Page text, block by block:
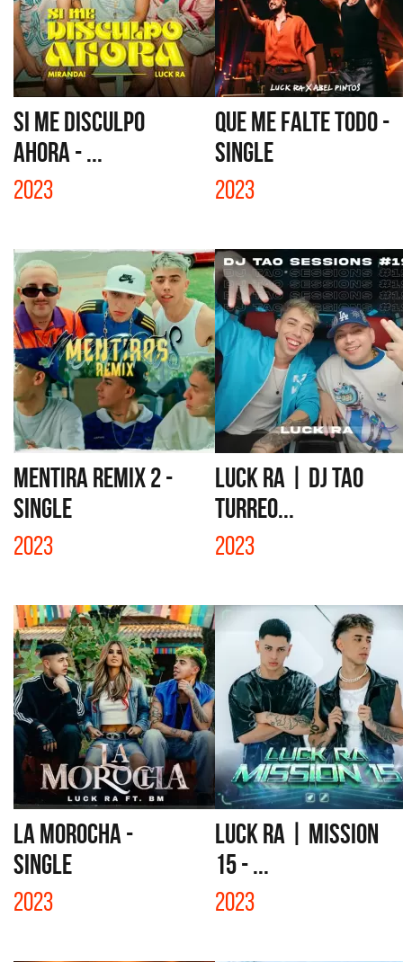
SI ME DISCULPO
AHORA - ...
2023
QUE ME FALTE TODO -
SINGLE
2023
MENTIRA REMIX 2 -
SINGLE
2023
LUCK RA | DJ TAO
TURREO...
2023
LA MOROCHA -
SINGLE
2023
LUCK RA | MISSION
15 - ...
2023